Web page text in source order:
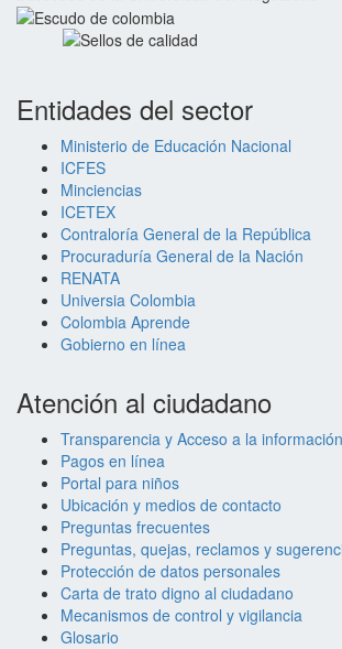
Entidades del sector
Ministerio de Educación Nacional
ICFES
Minciencias
ICETEX
Contraloría General de la República
Procuraduría General de la Nación
RENATA
Universia Colombia
Colombia Aprende
Gobierno en línea
Atención al ciudadano
Transparencia y Acceso a la
Pagos en línea
Portal para niños
Ubicación y medios de contacto
Preguntas frecuentes
Preguntas, quejas, reclamos y
Protección de datos personales
Carta de trato digno al ciudadano
Mecanismos de control y vigilancia
Glosario